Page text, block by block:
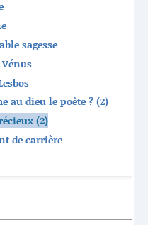
sagesse
Vénus
au dieu le poète ? (2)
(2)
de carrière